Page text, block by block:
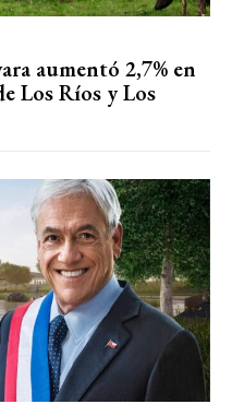
aumentó 2,7% en
Los Ríos y Los